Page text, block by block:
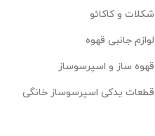
شکلات و کاکائو
لوازم جانبی قهوه
قهوه ساز و اسپرسوساز
قطعات یدکی اسپرسوساز خانگی